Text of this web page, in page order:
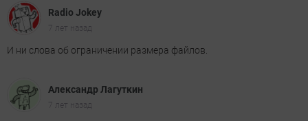
Radio Jokey
7 лет назад
И ни слова об ограничении размера файлов.
Александр Лагуткин
7 лет назад